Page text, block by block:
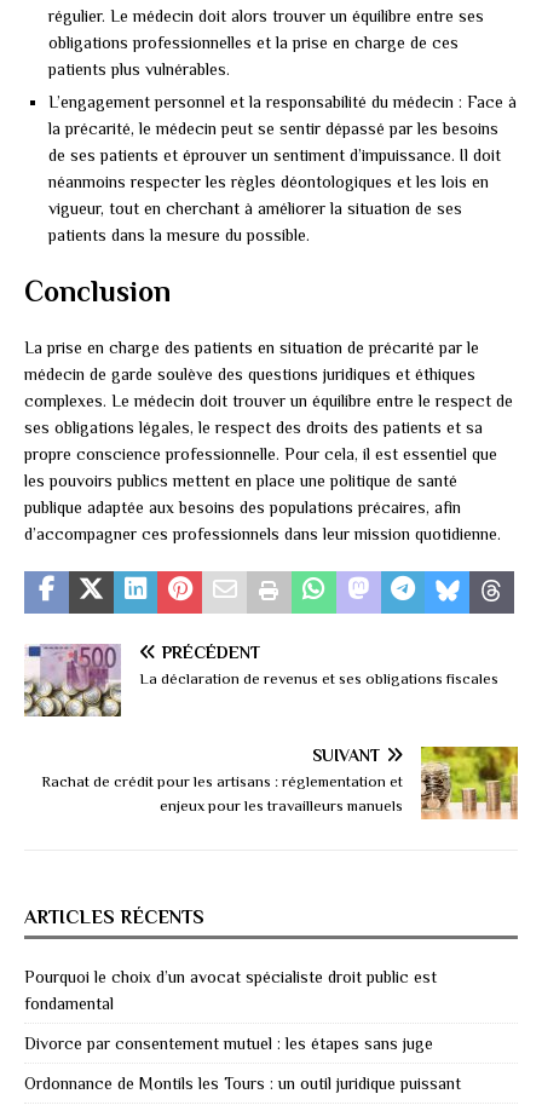
régulier. Le médecin doit alors trouver un équilibre entre ses
obligations professionnelles et la prise en charge de ces
patients plus vulnérables.
L’engagement personnel et la responsabilité du médecin : Face à
la précarité, le médecin peut se sentir dépassé par les besoins
de ses patients et éprouver un sentiment d’impuissance. Il doit
néanmoins respecter les règles déontologiques et les lois en
vigueur, tout en cherchant à améliorer la situation de ses
patients dans la mesure du possible.
Conclusion
La prise en charge des patients en situation de précarité par le
médecin de garde soulève des questions juridiques et éthiques
complexes. Le médecin doit trouver un équilibre entre le respect de
ses obligations légales, le respect des droits des patients et sa
propre conscience professionnelle. Pour cela, il est essentiel que
les pouvoirs publics mettent en place une politique de santé
publique adaptée aux besoins des populations précaires, afin
d’accompagner ces professionnels dans leur mission quotidienne.
PRÉCÉDENT
La déclaration de revenus et ses obligations fiscales
SUIVANT
Rachat de crédit pour les artisans : réglementation et
enjeux pour les travailleurs manuels
ARTICLES RÉCENTS
Pourquoi le choix d’un avocat spécialiste droit public est
fondamental
Divorce par consentement mutuel : les étapes sans juge
Ordonnance de Montils les Tours : un outil juridique puissant